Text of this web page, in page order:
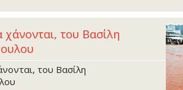
του Βασίλη
του Βασίλη